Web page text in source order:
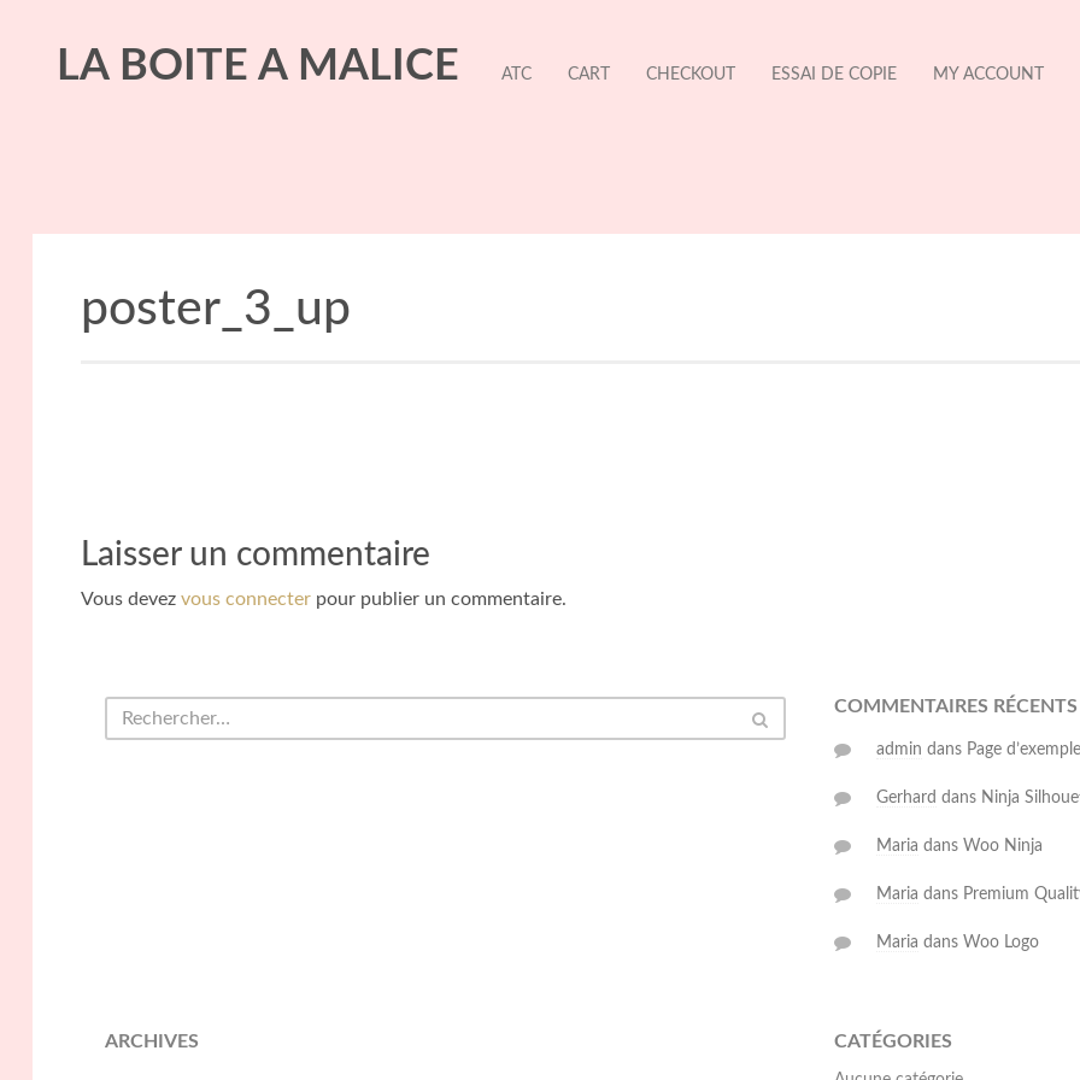
LA BOITE A MALICE ATC CART CHECKOUT ESSAI DE COPIE MY ACCOUNT
poster_3_up
Laisser un commentaire
Vous devez vous connecterpour publier un commentaire.
COMMENTAIRES RÉCENTS
admin dans Page d’exemple
Gerhard dans Ninja
Maria dans Woo Ninja
Maria dans Premium
Maria dans Woo Logo
ARCHIVES CATÉGORIES